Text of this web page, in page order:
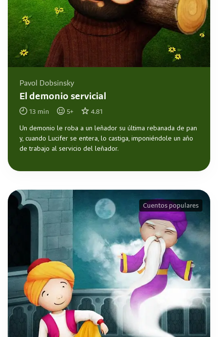
Pavol Dobsinsky
El demonio servicial
13 min 5+ 4.81
Un demonio le roba a un leñador su última rebanada de pan
y, cuando Lucifer se entera, lo castiga, imponiéndole un año
de trabajo al servicio del leñador.
Cuentos populares